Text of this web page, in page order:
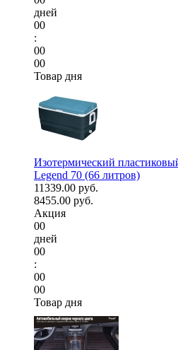
дней
00
:
00
00
Товар дня
Изотермический
Legend 70 (66 литров)
11339.00 руб.
8455.00 руб.
Акция
00
дней
00
:
00
00
Товар дня